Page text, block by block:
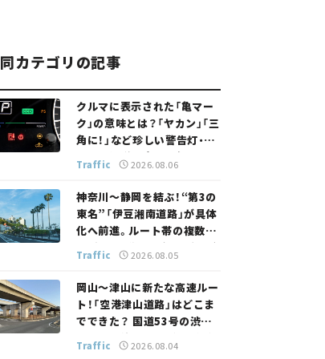
同カテゴリの記事
クルマに表示された「亀マー
ク」の意味とは？「ヤカン」「三
角に！」など珍しい警告灯・表
示灯を解説。 意外と便利なマ
ークも【クルマの知識】
Traffic 2026.08.06
神奈川～静岡を結ぶ！“第3の
東名”「伊豆湘南道路」が具体
化へ前進。ルート帯の複数案
検討へ。熱海まで信号ゼロが
実現？ 【いま気になる道路計
画】
Traffic 2026.08.05
岡山～津山に新たな高速ルー
ト！「空港津山道路」はどこま
でできた？ 国道53号の渋滞
緩和に期待。岡山市側でも動
きが【いま気になる道路計画】
Traffic 2026.08.04